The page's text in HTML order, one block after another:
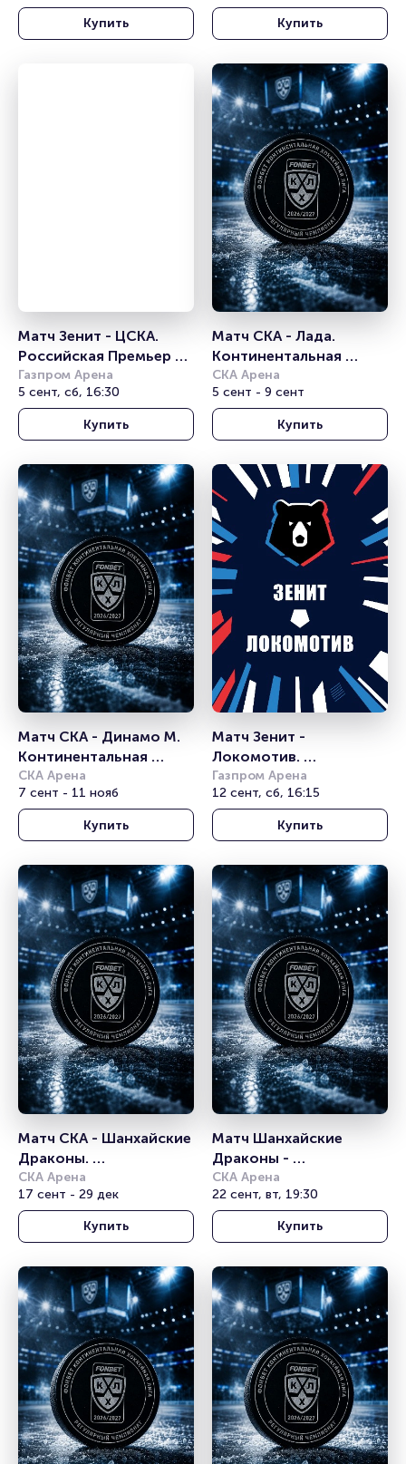
Купить Купить
Матч Зенит - ЦСКА.
Российская Премьер
Лига
Газпром Арена
5 сент, сб, 16:30
Купить
Матч СКА - Лада.
Континентальная
хоккейная лига
СКА Арена
5 сент - 9 сент
Купить
Матч СКА - Динамо М.
Континентальная
хоккейная лига
СКА Арена
7 сент - 11 нояб
Купить
Матч Зенит -
Локомотив.
Российская Премьер
Лига
Газпром Арена
12 сент, сб, 16:15
Купить
Матч СКА - Шанхайские
Драконы.
Континентальная
хоккейная лига
СКА Арена
17 сент - 29 дек
Купить
Матч Шанхайские
Драконы -
Автомобилист.
Континентальная
хоккейная лига
СКА Арена
22 сент, вт, 19:30
Купить